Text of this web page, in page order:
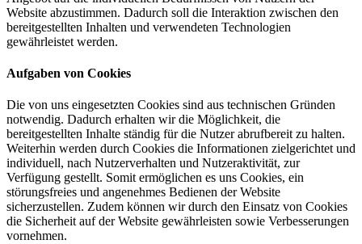
Website abzustimmen. Dadurch soll die Interaktion zwischen den
bereitgestellten Inhalten und verwendeten Technologien
gewährleistet werden.
Aufgaben von Cookies
Die von uns eingesetzten Cookies sind aus technischen Gründen
notwendig. Dadurch erhalten wir die Möglichkeit, die
bereitgestellten Inhalte ständig für die Nutzer abrufbereit zu halten.
Weiterhin werden durch Cookies die Informationen zielgerichtet und
individuell, nach Nutzerverhalten und Nutzeraktivität, zur
Verfügung gestellt. Somit ermöglichen es uns Cookies, ein
störungsfreies und angenehmes Bedienen der Website
sicherzustellen. Zudem können wir durch den Einsatz von Cookies
die Sicherheit auf der Website gewährleisten sowie Verbesserungen
vornehmen.